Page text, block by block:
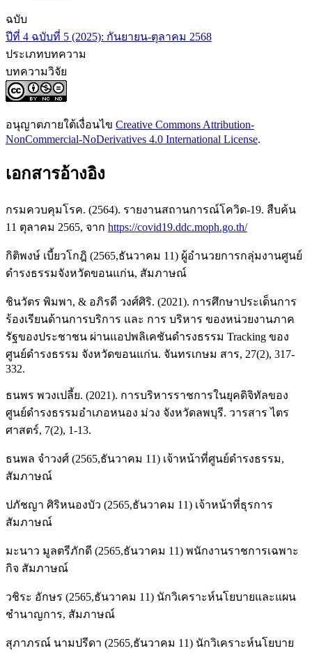
ฉบับ
ปีที่ 4 ฉบับที่ 5 (2025): กันยายน-ตุลาคม 2568
ประเภทบทความ
บทความวิจัย
อนุญาตภายใต้เงื่อนไข Creative Commons Attribution-
NonCommercial-NoDerivatives 4.0 International License.
เอกสารอ้างอิง
กรมควบคุมโรค. (2564). รายงานสถานการณ์โควิด-19. สืบค้น
11 ตุลาคม 2565, จาก https://covid19.ddc.moph.go.th/
กิติพงษ์ เบี้ยวโกฎิ (2565,ธันวาคม 11) ผู้อำนวยการกลุ่มงานศูนย์
ดำรงธรรมจังหวัดขอนแก่น, สัมภาษณ์
ชินวัตร พิมพา, & อภิรดี วงศ์ศิริ. (2021). การศึกษาประเด็นการ
ร้องเรียนด้านการบริการ และ การ บริหาร ของหน่วยงานภาค
รัฐของประชาชน ผ่านแอปพลิเคชันดำรงธรรม Tracking ของ
ศูนย์ดำรงธรรม จังหวัดขอนแก่น. จันทรเกษม สาร, 27(2), 317-
332.
ธนพร พวงเปลี้ย. (2021). การบริหารราชการในยุคดิจิทัลของ
ศูนย์ดำรงธรรมอำเภอหนอง ม่วง จังหวัดลพบุรี. วารสาร ไตร
ศาสตร์, 7(2), 1-13.
ธนพล จำวงศ์ (2565,ธันวาคม 11) เจ้าหน้าที่ศูนย์ดำรงธรรม,
สัมภาษณ์
ปภัชญา ศิริหนองบัว (2565,ธันวาคม 11) เจ้าหน้าที่ธุรการ
สัมภาษณ์
มะนาว มูลตรีภักดี (2565,ธันวาคม 11) พนักงานราชการเฉพาะ
กิจ สัมภาษณ์
วชิระ อักษร (2565,ธันวาคม 11) นักวิเคราะห์นโยบายและแผน
ชำนาญการ, สัมภาษณ์
สุภาภรณ์ นามปรีดา (2565,ธันวาคม 11) นักวิเคราะห์นโยบาย